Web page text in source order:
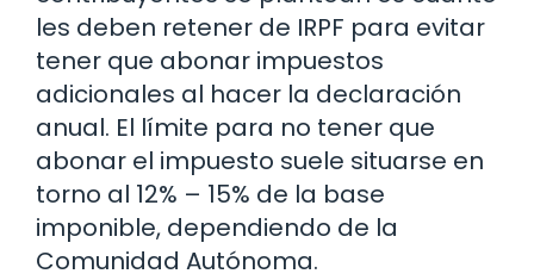
les deben retener de IRPF para evitar
tener que abonar impuestos
adicionales al hacer la declaración
anual. El límite para no tener que
abonar el impuesto suele situarse en
torno al 12% – 15% de la base
imponible, dependiendo de la
Comunidad Autónoma.